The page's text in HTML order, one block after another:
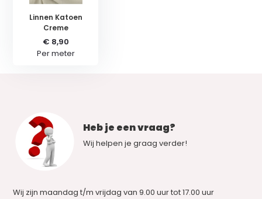
Linnen Katoen
Creme
€ 8,90
Per meter
Heb je een vraag?
Wij helpen je graag verder!
Wij zijn maandag t/m vrijdag van 9.00 uur tot 17.00 uur